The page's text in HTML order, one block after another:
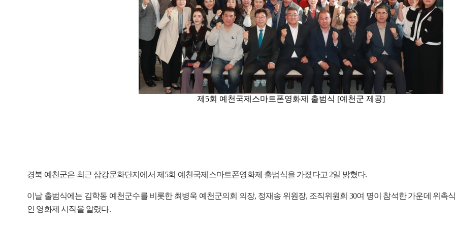
제5회 예천국제스마트폰영화제 출범식 [예천군 제공]
경북 예천군은 최근 삼강문화단지에서 제5회 예천국제스마트폰영화제 출범식을 가졌다고 2일 밝혔다.
이날 출범식에는 김학동 예천군수를 비롯한 최병욱 예천군의회 의장, 정재송 위원장, 조직위원회 30여 명이 참석한 가운데 위촉
인 영화제 시작을 알렸다.